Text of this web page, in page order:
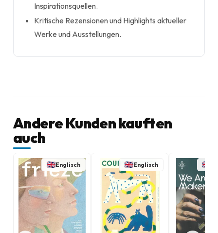
Inspirationsquellen.
Kritische Rezensionen und Highlights aktueller
Werke und Ausstellungen.
Andere Kunden kauften
auch
Englisch Englisch